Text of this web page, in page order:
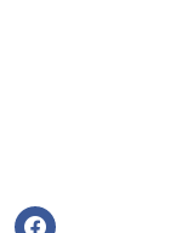
facebook